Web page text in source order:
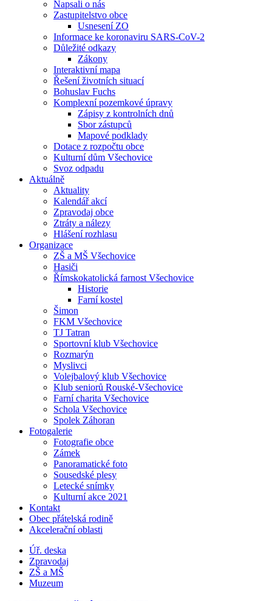
Napsali o nás
Zastupitelstvo obce
Usnesení ZO
Informace ke koronaviru SARS-CoV-2
Důležité odkazy
Zákony
Interaktivní mapa
Řešení životních situací
Bohuslav Fuchs
Komplexní pozemkové úpravy
Zápisy z kontrolních dnů
Sbor zástupců
Mapové podklady
Dotace z rozpočtu obce
Kulturní dům Všechovice
Svoz odpadu
Aktuálně
Aktuality
Kalendář akcí
Zpravodaj obce
Ztráty a nálezy
Hlášení rozhlasu
Organizace
ZŠ a MŠ Všechovice
Hasiči
Římskokatolická farnost Všechovice
Historie
Farní kostel
Šimon
FKM Všechovice
TJ Tatran
Sportovní klub Všechovice
Rozmarýn
Myslivci
Volejbalový klub Všechovice
Klub seniorů Rouské-Všechovice
Farní charita Všechovice
Schola Všechovice
Spolek Záhoran
Fotogalerie
Fotografie obce
Zámek
Panoramatické foto
Sousedské plesy
Letecké snímky
Kulturní akce 2021
Kontakt
Obec přátelská rodině
Akcelerační oblasti
Úř. deska
Zpravodaj
ZŠ a MŠ
Muzeum